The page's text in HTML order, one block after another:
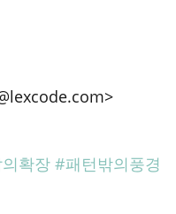
확장 #패턴밖의풍경